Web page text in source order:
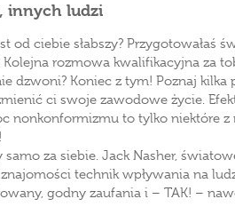
innych ludzi
od ciebie słabszy? Przygotowałaś
Kolejna rozmowa kwalifikacyjna za
dzwoni? Koniec z tym! Poznaj kilka
ci swoje zawodowe życie.
nonkonformizmu to tylko niektóre z
za siebie. Jack Nasher,
technik wpływania na
godny zaufania i – TAK! –